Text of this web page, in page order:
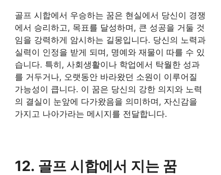
​골프 시합에서 우승하는 꿈은 현실에서 당신이 경쟁
에서 승리하고, 목표를 달성하며, 큰 성공을 거둘 것
임을 강력하게 암시하는 길몽입니다. 당신의 노력과
실력이 인정을 받게 되며, 명예와 재물이 따를 수 있
습니다. 특히, 사회생활이나 학업에서 탁월한 성과
를 거두거나, 오랫동안 바라왔던 소원이 이루어질
가능성이 큽니다. 이 꿈은 당신의 강한 의지와 노력
의 결실이 눈앞에 다가왔음을 의미하며, 자신감을
가지고 나아가라는 메시지를 전달합니다.
12. 골프 시합에서 지는 꿈